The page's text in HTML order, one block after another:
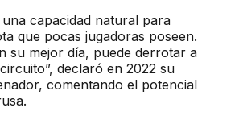
una capacidad natural para
que pocas jugadoras poseen.
su mejor día, puede derrotar a
declaró en 2022 su
comentando el potencial